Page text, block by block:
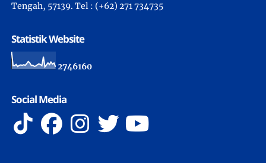
Tengah, 57139. Tel : (+62) 271 734735
Statistik Website
2746160
Social Media